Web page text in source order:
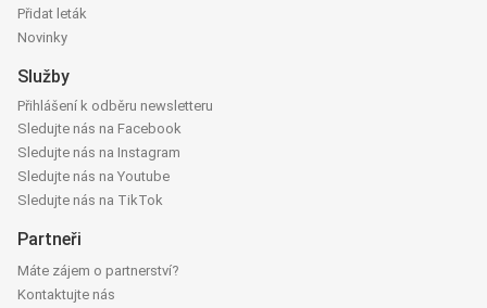
Přidat leták
Novinky
Služby
Přihlášení k odběru newsletteru
Sledujte nás na Facebook
Sledujte nás na Instagram
Sledujte nás na Youtube
Sledujte nás na TikTok
Partneři
Máte zájem o partnerství?
Kontaktujte nás